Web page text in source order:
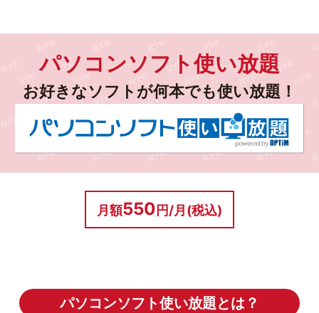
充実したスマホ、タブレット管理
紛失や盗難対策もバッチリ。
デバイスの位置情報を瞬時に把握。お子さんの見守りに
も役立つ！
パソコンソフト使い放題
お好きなソフトが何本でも使い放題！
月額550 円/月(税込)
パソコンソフト使い放題とは？